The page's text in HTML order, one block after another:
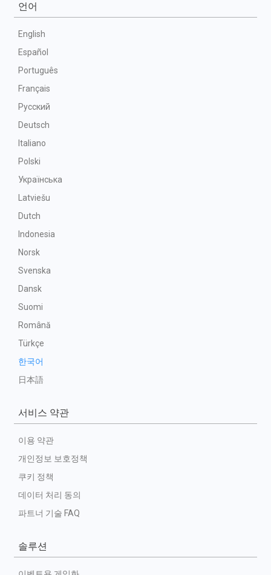
언어
English
Español
Português
Français
Русский
Deutsch
Italiano
Polski
Українська
Latviešu
Dutch
Indonesia
Norsk
Svenska
Dansk
Suomi
Română
Türkçe
한국어
日本語
서비스 약관
이용 약관
개인정보 보호정책
쿠키 정책
데이터 처리 동의
파트너 기술 FAQ
솔루션